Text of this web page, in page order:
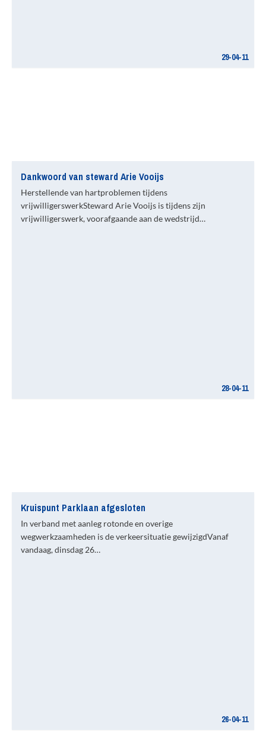
29-04-11
Dankwoord van steward Arie Vooijs
Herstellende van hartproblemen tijdens
vrijwilligerswerkSteward Arie Vooijs is tijdens zijn
vrijwilligerswerk, voorafgaande aan de wedstrijd…
28-04-11
Kruispunt Parklaan afgesloten
In verband met aanleg rotonde en overige
wegwerkzaamheden is de verkeersituatie gewijzigdVanaf
vandaag, dinsdag 26…
26-04-11